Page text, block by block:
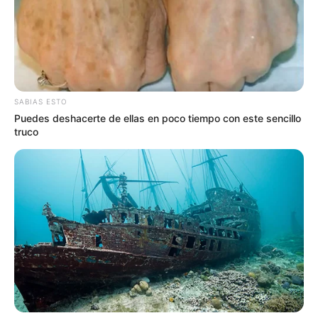
Por otra parte Yolanda Corzo agregó."En estos
momentos instituto está invirtiendo los recursos del
SABIAS ESTO
Puedes deshacerte de ellas en poco tiempo con este sencillo
truco